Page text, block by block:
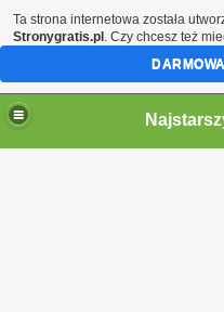
Ta strona internetowa została
Stronygratis.pl . Czy chcesz też